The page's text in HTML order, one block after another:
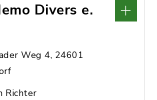
Divers e.
Weg 4, 24601
Richter